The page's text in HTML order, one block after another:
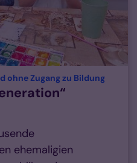
ohne Zugang zu Bildung:
ehemaligien